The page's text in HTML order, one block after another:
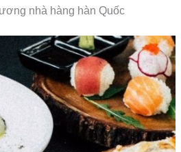
nhà hàng hàn Quốc